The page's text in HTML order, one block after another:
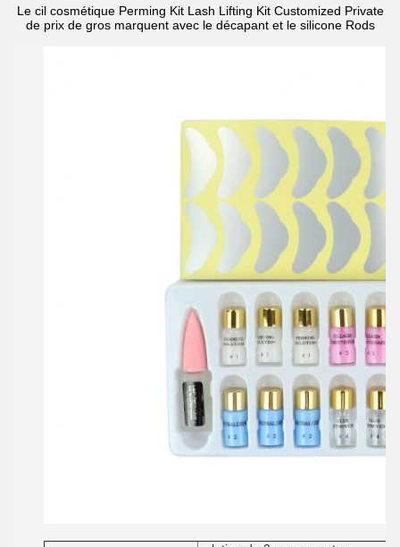
Le cil cosmétique Perming Kit Lash Lifting Kit Customized Private
de prix de gros marquent avec le décapant et le silicone Rods